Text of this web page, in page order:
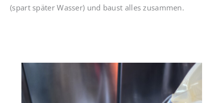
(spart später Wasser) und baust alles zusammen.